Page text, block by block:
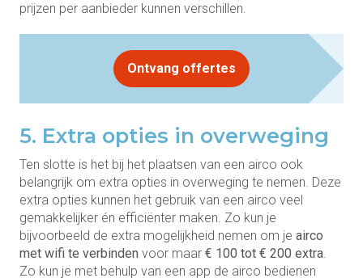
prijzen per aanbieder kunnen verschillen.
Ontvang offertes
5. Extra opties in overweging
Ten slotte is het bij het plaatsen van een airco ook
belangrijk om extra opties in overweging te nemen. Deze
extra opties kunnen het gebruik van een airco veel
gemakkelijker én efficiënter maken. Zo kun je
bijvoorbeeld de extra mogelijkheid nemen om je airco
met wifi te verbinden voor maar € 100 tot € 200 extra.
Zo kun je met behulp van een app de airco bedienen